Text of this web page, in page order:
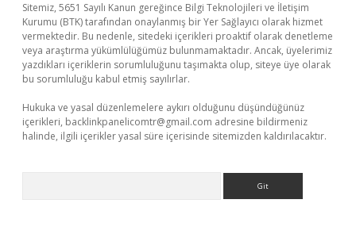
Sitemiz, 5651 Sayılı Kanun gereğince Bilgi Teknolojileri ve İletişim
Kurumu (BTK) tarafından onaylanmış bir Yer Sağlayıcı olarak hizmet
vermektedir. Bu nedenle, sitedeki içerikleri proaktif olarak denetleme
veya araştırma yükümlülüğümüz bulunmamaktadır. Ancak, üyelerimiz
yazdıkları içeriklerin sorumluluğunu taşımakta olup, siteye üye olarak
bu sorumluluğu kabul etmiş sayılırlar.
Hukuka ve yasal düzenlemelere aykırı olduğunu düşündüğünüz
içerikleri, backlinkpanelicomtr@gmail.com adresine bildirmeniz
halinde, ilgili içerikler yasal süre içerisinde sitemizden kaldırılacaktır.